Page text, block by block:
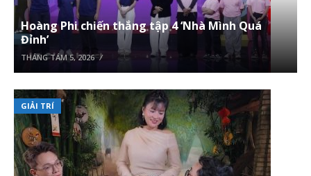
Hoàng Phi chiến thắng tập 4 ‘Nhà Mình Quá
Đỉnh’
THÁNG TÁM 5, 2026
GIẢI TRÍ